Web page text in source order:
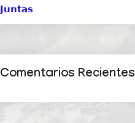
𝗝𝘂𝗻𝘁𝗮𝘀
Comentarios Recientes